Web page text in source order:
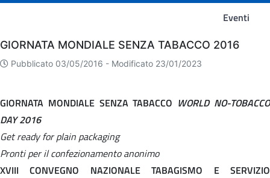
Eventi
Eventi
GIORNATA MONDIALE SENZA TABACCO 2016
Pubblicato 03/05/2016 - Modificato 23/01/2023
GIORNATA MONDIALE SENZA TABACCO WORLD NO-TOBACCO
DAY 2016
Get ready for plain packaging
Pronti per il confezionamento anonimo
XVIII CONVEGNO NAZIONALE TABAGISMO E SERVIZIO